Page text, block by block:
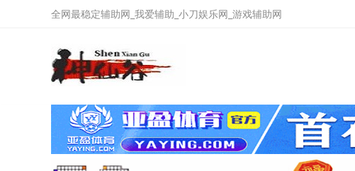
全网最稳定辅助网_我爱辅助_小刀娱乐网_游戏辅助网